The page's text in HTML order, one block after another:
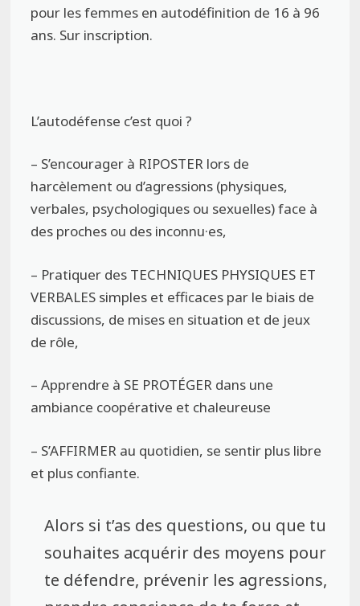
pour les femmes en autodéfinition de 16 à 96
ans. Sur inscription.
L’autodéfense c’est quoi ?
– S’encourager à RIPOSTER lors de
harcèlement ou d’agressions (physiques,
verbales, psychologiques ou sexuelles) face à
des proches ou des inconnu·es,
– Pratiquer des TECHNIQUES PHYSIQUES ET
VERBALES simples et efficaces par le biais de
discussions, de mises en situation et de jeux
de rôle,
– Apprendre à SE PROTÉGER dans une
ambiance coopérative et chaleureuse
– S’AFFIRMER au quotidien, se sentir plus libre
et plus confiante.
Alors si t’as des questions, ou que tu
souhaites acquérir des moyens pour
te défendre, prévenir les agressions,